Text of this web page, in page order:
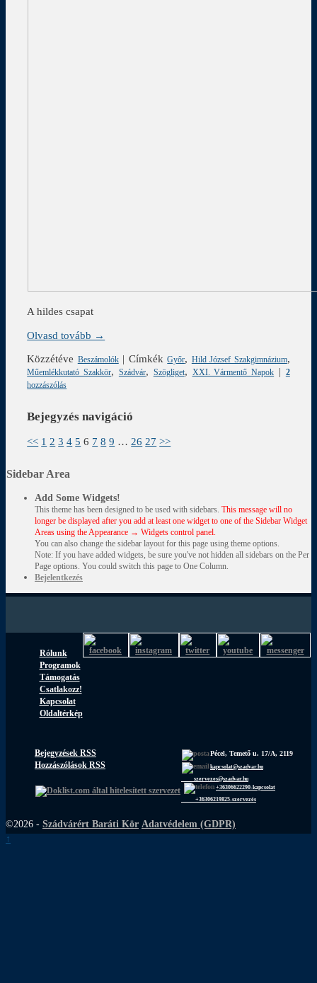
A hildes csapat
Olvasd tovább →
Közzétéve Beszámolók| Címkék Győr, Hild József Szakgimnázium,
Műemlékkutató Szakkör, Szádvár, Szögliget, XXI. Vármentő Napok |
2
hozzászólás
Bejegyzés navigáció
<< 1 2 3 4 5 6 7 8 9 … 26 27 >>
Sidebar Area
Add Some Widgets!
This theme has been designed to be used with sidebars. This message will no
longer be displayed after you add at least one widget to one of the Sidebar Widget
Areas using the Appearance → Widgets control panel.
You can also change the sidebar layout for this page using theme options.
Note: If you have added widgets, be sure you've not hidden all sidebars on the Per
Page options. You could switch this page to One Column.
Bejelentkezés
Rólunk
Programok
Támogatás
Csatlakozz!
Kapcsolat
Oldaltérkép
Bejegyzések RSS
Hozzászólások RSS
Pécel, Temető u. 17/A, 2119
kapcsolat@szadvar.hu
szervezes@szadvar.hu
+36306622290-kapcsolat
+36306219825-szervezés
©2026 - Szádvárért Baráti Kör Adatvédelem (GDPR)
↑